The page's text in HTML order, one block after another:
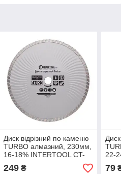
Диск відрізний по каменю
TURBO алмазний, 230мм,
16-18% INTERTOOL CT-
2005
249₴
22-
79